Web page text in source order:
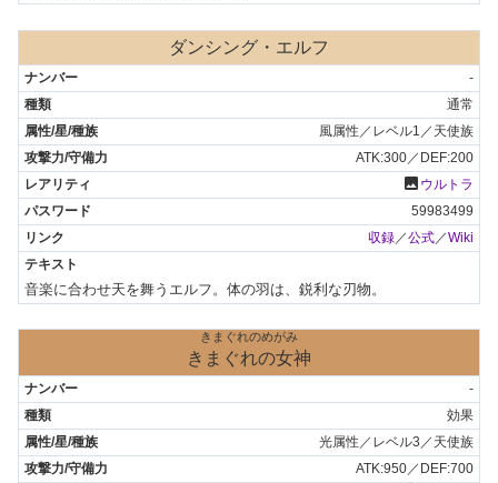
ダンシング・エルフ
-
通常
風属性／レベル1／天使族
ATK:300／DEF:200
photo ウルトラ
59983499
収録 ／公式 ／Wiki
音楽に合わせ天を舞うエルフ。体の羽は、鋭利な刃物。
きまぐれのめがみ
きまぐれの女神
-
効果
光属性／レベル3／天使族
ATK:950／DEF:700